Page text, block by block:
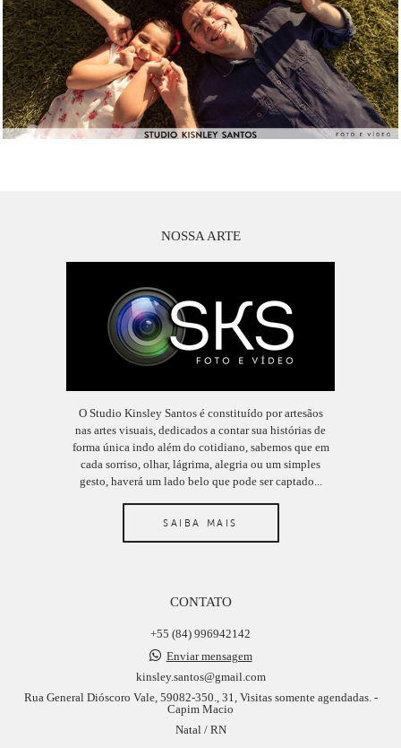
NOSSA ARTE
O Studio Kinsley Santos é constituído por artesãos
nas artes visuais, dedicados a contar sua histórias de
forma única indo além do cotidiano, sabemos que em
cada sorriso, olhar, lágrima, alegria ou um simples
gesto, haverá um lado belo que pode ser captado...
SAIBA MAIS
CONTATO
+55 (84) 996942142
Enviar mensagem
kinsley.santos@gmail.com
Rua General Dióscoro Vale, 59082-350., 31, Visitas somente agendadas. -
Capim Macio
Natal / RN